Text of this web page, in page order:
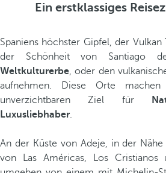
Ein erstklassiges
Spaniens höchster Gipfel, der
der Schönheit von Santiago
Weltkulturerbe, oder den
aufnehmen. Diese Orte
unverzichtbaren Ziel für
Luxusliebhaber.
An der Küste von Adeje, in der
von Las Américas, Los Cristianos